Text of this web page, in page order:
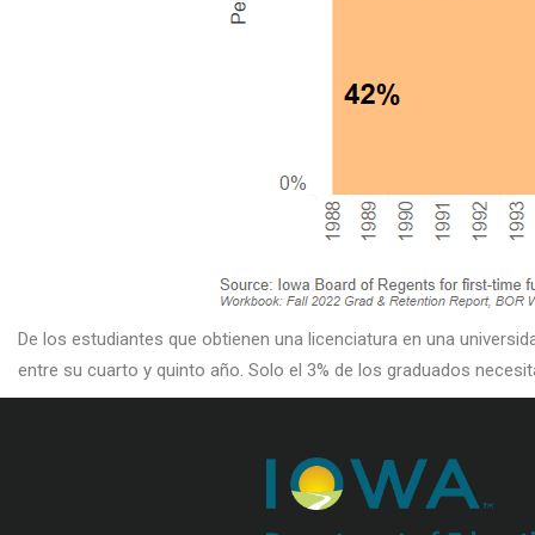
De los estudiantes que obtienen una licenciatura en una
entre su cuarto y quinto año. Solo el 3% de los graduados